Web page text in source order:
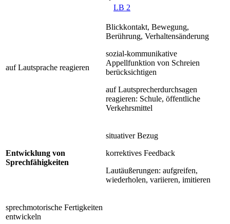
LB 2
auf Lautsprache reagieren
Blickkontakt, Bewegung,
Berührung, Verhaltensänderung
sozial-kommunikative
Appellfunktion von Schreien
berücksichtigen
auf Lautsprecherdurchsagen
reagieren: Schule, öffentliche
Verkehrsmittel
Entwicklung von
Sprechfähigkeiten
situativer Bezug
korrektives Feedback
Lautäußerungen: aufgreifen,
wiederholen, variieren, imitieren
sprechmotorische Fertigkeiten
entwickeln